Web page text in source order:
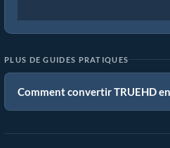
PLUS DE GUIDES PRATIQUES
Comment convertir TRUEHD